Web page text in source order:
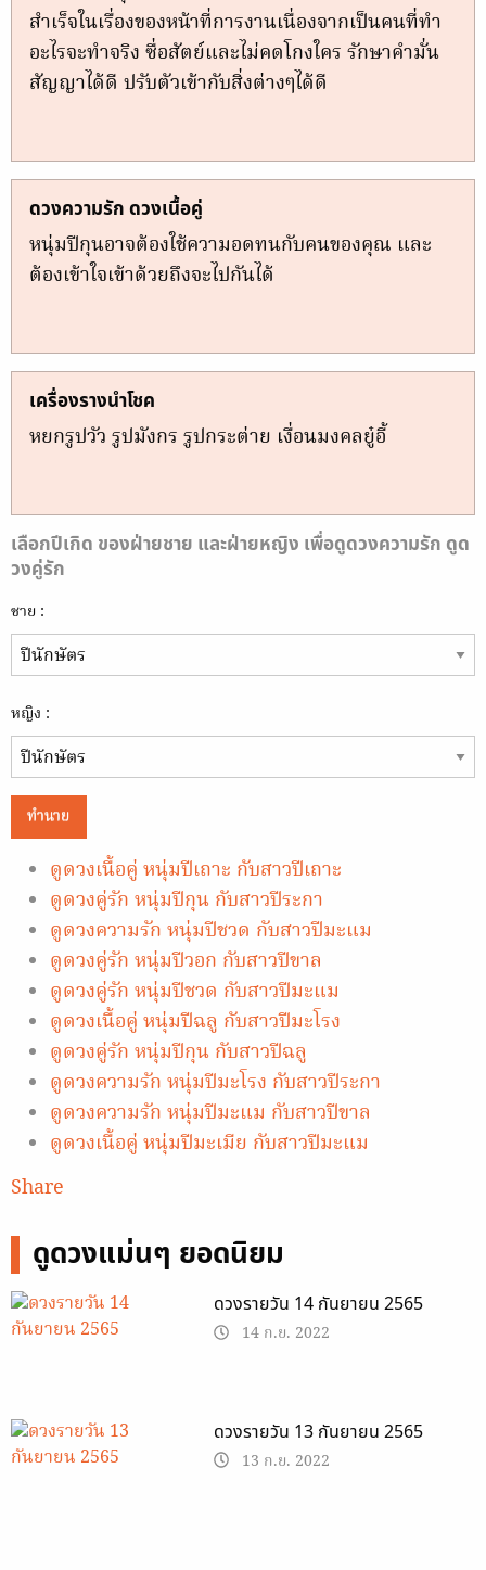
สำเร็จในเรื่องของหน้าที่การงานเนื่องจากเป็นคนที่ทำ
อะไรจะทำจริง ซื่อสัตย์และไม่คดโกงใคร รักษาคำมั่น
สัญญาได้ดี ปรับตัวเข้ากับสิ่งต่างๆได้ดี
ดวงความรัก ดวงเนื้อคู่
หนุ่มปีกุนอาจต้องใช้ความอดทนกับคนของคุณ และ
ต้องเข้าใจเข้าด้วยถึงจะไปกันได้
เครื่องรางนำโชค
หยกรูปวัว รูปมังกร รูปกระต่าย เงื่อนมงคลยู๋อี้
เลือกปีเกิด ของฝ่ายชาย และฝ่ายหญิง เพื่อดูดวงความรัก ดูด
วงคู่รัก
ชาย :
หญิง :
ทำนาย
ดูดวงเนื้อคู่ หนุ่มปีเถาะ กับสาวปีเถาะ
ดูดวงคู่รัก หนุ่มปีกุน กับสาวปีระกา
ดูดวงความรัก หนุ่มปีชวด กับสาวปีมะแม
ดูดวงคู่รัก หนุ่มปีวอก กับสาวปีขาล
ดูดวงคู่รัก หนุ่มปีชวด กับสาวปีมะแม
ดูดวงเนื้อคู่ หนุ่มปีฉลู กับสาวปีมะโรง
ดูดวงคู่รัก หนุ่มปีกุน กับสาวปีฉลู
ดูดวงความรัก หนุ่มปีมะโรง กับสาวปีระกา
ดูดวงความรัก หนุ่มปีมะแม กับสาวปีขาล
ดูดวงเนื้อคู่ หนุ่มปีมะเมีย กับสาวปีมะแม
Share
ดูดวงแม่นๆ ยอดนิยม
ดวงรายวัน 14 กันยายน 2565
14 ก.ย. 2022
ดวงรายวัน 13 กันยายน 2565
13 ก.ย. 2022